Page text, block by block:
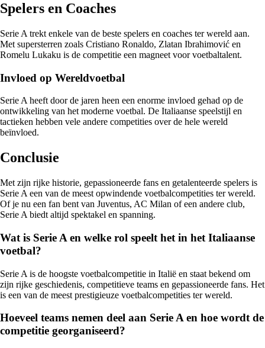
Spelers en Coaches
Serie A trekt enkele van de beste spelers en coaches ter wereld aan.
Met supersterren zoals Cristiano Ronaldo, Zlatan Ibrahimović en
Romelu Lukaku is de competitie een magneet voor voetbaltalent.
Invloed op Wereldvoetbal
Serie A heeft door de jaren heen een enorme invloed gehad op de
ontwikkeling van het moderne voetbal. De Italiaanse speelstijl en
tactieken hebben vele andere competities over de hele wereld
beïnvloed.
Conclusie
Met zijn rijke historie, gepassioneerde fans en getalenteerde spelers is
Serie A een van de meest opwindende voetbalcompetities ter wereld.
Of je nu een fan bent van Juventus, AC Milan of een andere club,
Serie A biedt altijd spektakel en spanning.
Wat is Serie A en welke rol speelt het in het Italiaanse
voetbal?
Serie A is de hoogste voetbalcompetitie in Italië en staat bekend om
zijn rijke geschiedenis, competitieve teams en gepassioneerde fans. Het
is een van de meest prestigieuze voetbalcompetities ter wereld.
Hoeveel teams nemen deel aan Serie A en hoe wordt de
competitie georganiseerd?